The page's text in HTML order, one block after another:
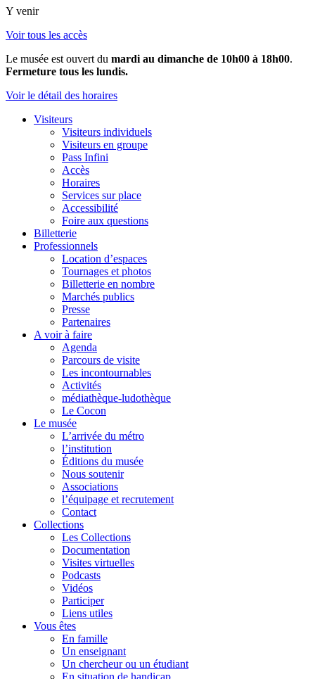
Y venir
Voir tous les accès
Le musée est ouvert du mardi au dimanche de 10h00 à 18h00.
Fermeture tous les lundis.
Voir le détail des horaires
Visiteurs
Visiteurs individuels
Visiteurs en groupe
Pass Infini
Accès
Horaires
Services sur place
Accessibilité
Foire aux questions
Billetterie
Professionnels
Location d’espaces
Tournages et photos
Billetterie en nombre
Marchés publics
Presse
Partenaires
A voir à faire
Agenda
Parcours de visite
Les incontournables
Activités
médiathèque-ludothèque
Le Cocon
Le musée
L’arrivée du métro
l’institution
Éditions du musée
Nous soutenir
Associations
l’équipage et recrutement
Contact
Collections
Les Collections
Documentation
Visites virtuelles
Podcasts
Vidéos
Participer
Liens utiles
Vous êtes
En famille
Un enseignant
Un chercheur ou un étudiant